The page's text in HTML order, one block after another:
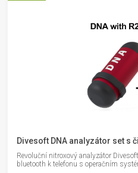
Divesoft DNA analyzátor set s
Revoluční nitroxový analyzátor
bluetooth k telefonu s operačním